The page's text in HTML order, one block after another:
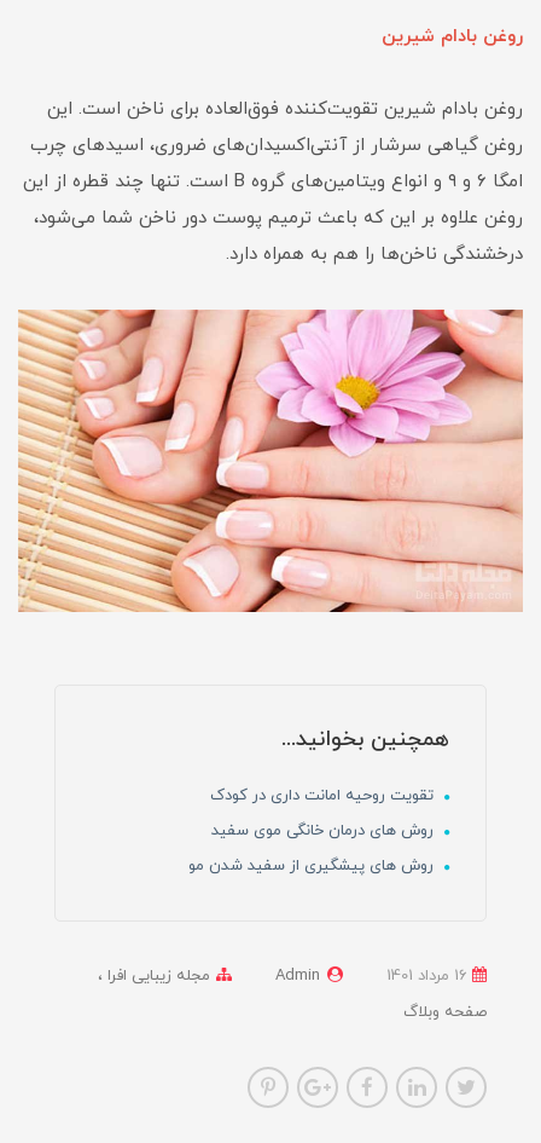
روغن بادام شیرین
روغن بادام شیرین تقویت‌کننده فوق‌العاده برای ناخن است. این
روغن گیاهی سرشار از آنتی‌اکسیدان‌های ضروری، اسیدهای چرب
امگا ۶ و ۹ و انواع ویتامین‌های گروه B است. تنها چند قطره از این
روغن علاوه بر این که باعث ترمیم پوست دور ناخن شما می‌شود،
درخشندگی ناخن‌ها را هم به همراه دارد.
همچنین بخوانید...
تقویت روحیه امانت داری در کودک
روش های درمان خانگی موی سفید
روش های پیشگیری از سفید شدن مو
Admin
مجله زیبایی افرا
صفحه وبلاگ